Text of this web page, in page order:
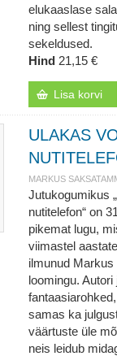
elukaaslase
ning sellest
sekeldused.
Hind 21,15 €
Lisa korvi
ULAKAS
MARKUS
Jutukogumikus
nutitelefon“ on
pikemat lugu,
viimastel
ilmunud
loomingu. Autori
samas ka
väärtuste üle
neis leidub